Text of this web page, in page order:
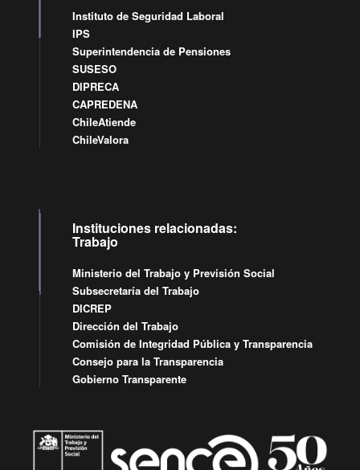
Instituto de Seguridad Laboral
IPS
Superintendencia de Pensiones
SUSESO
DIPRECA
CAPREDENA
ChileAtiende
ChileValora
Instituciones relacionadas:
Trabajo
Ministerio del Trabajo y Previsión Social
Subsecretaría del Trabajo
DICREP
Dirección del Trabajo
Comisión de Integridad Pública y Transparencia
Consejo para la Transparencia
Gobierno Transparente